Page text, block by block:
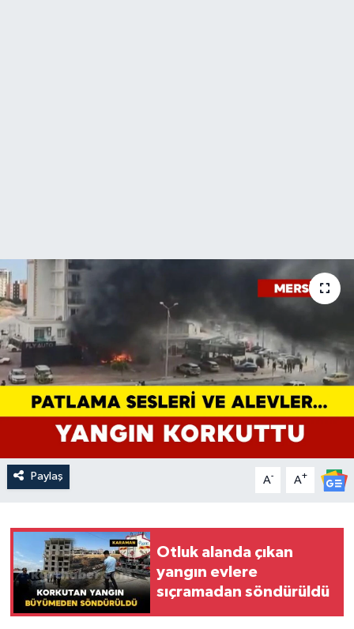
Paylaş A- A+
Otluk alanda çıkan
yangın evlere
sıçramadan söndürüldü